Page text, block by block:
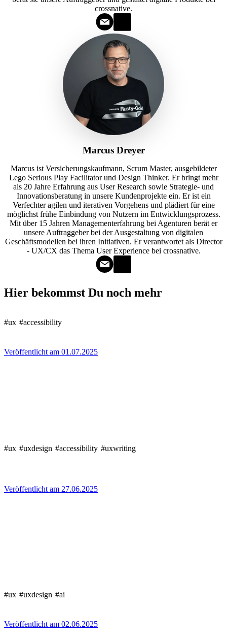
crossnative.
Marcus Dreyer
Marcus ist Versicherungskaufmann, Scrum Master, ausgebildeter
Lego Serious Play Facilitator und Design Thinker. Er bringt mehr
als 20 Jahre Erfahrung aus User Research sowie Strategie- und
Innovationsberatung in unsere Kundenprojekte ein. Er ist ein
Verfechter agilen und iterativen Vorgehens und plädiert für eine
möglichst frühe Einbindung von Nutzern im Entwicklungsprozess.
Mit über 15 Jahren Managementerfahrung bei Agenturen berät er
unsere Auftraggeber bei der Ausgestaltung von digitalen
Geschäftsmodellen bei ihren Initiativen. Er verantwortet als Director
- UX/CX das Thema User Experience bei crossnative.
Hier bekommst Du noch mehr
#ux #accessibility
Veröffentlicht am 01.07.2025
#ux #uxdesign #accessibility #uxwriting
Veröffentlicht am 27.06.2025
#ux #uxdesign #ai
Veröffentlicht am 02.06.2025